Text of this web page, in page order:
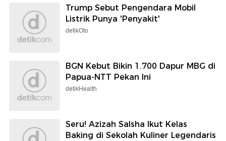
Trump Sebut Pengendara Mobil
Listrik Punya 'Penyakit'
detikOto
BGN Kebut Bikin 1.700 Dapur MBG di
Papua-NTT Pekan Ini
detikHealth
Seru! Azizah Salsha Ikut Kelas
Baking di Sekolah Kuliner Legendaris